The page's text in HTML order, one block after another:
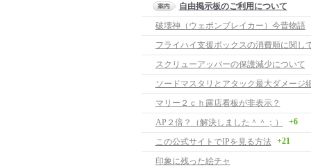
自由掲示板のご利用について
破壊神（ウェポンブレイカー）今昔物語
フライハイ支援ボックスの消費順に関し
スクリューアッパーの保護減少について
ソードマスタリとアタック最大ダメージ
マリー２ｃｈ露店看板が非表示？
AP２倍？（解決しました＾＾；）
+6
この公式サイトでIPを見る方法 +21
印象に残った絵チャ